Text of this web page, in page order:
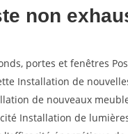
non
portes et fenêtres
Installation de
de nouveaux
Installation de